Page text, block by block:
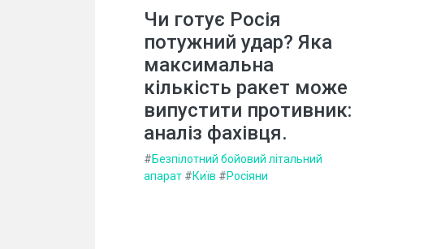
Чи готує Росія
потужний удар? Яка
максимальна
кількість ракет може
випустити противник:
аналіз фахівця.
#Безпілотний бойовий літальний
апарат #Київ #Росіяни